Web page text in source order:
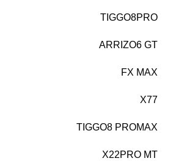
TIGGO8PRO
ARRIZO6 GT
FX MAX
X77
TIGGO8 PROMAX
X22PRO MT